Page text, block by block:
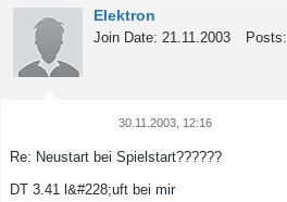
Elektron
Join Date: 21.11.2003 Posts:
30.11.2003, 12:16
Re: Neustart bei Spielstart??????
DT 3.41 l&#228;uft bei mir